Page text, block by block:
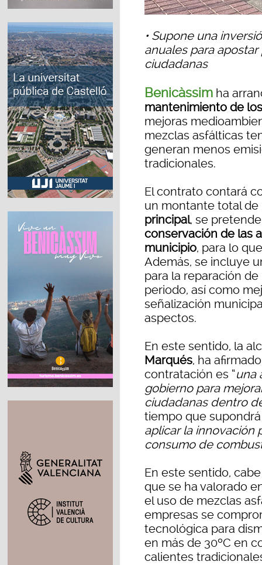
• Supone una
anuales para
ciudadanas
Benicàssim ha
mantenimiento de
mejoras
mezclas asfálticas
generan menos
tradicionales.
El contrato contará
un montante total de
principal, se
conservación de las
municipio, para lo
Además, se incluye
para la reparación
periodo, así como
señalización
aspectos.
En este sentido, la
Marqués, ha
contratación es “una
gobierno para
ciudadanas dentro
tiempo que supondrá
aplicar la innovación
consumo de
En este sentido,
que se ha valorado
el uso de mezclas
empresas se
tecnológica para
en más de 30ºC en
calientes